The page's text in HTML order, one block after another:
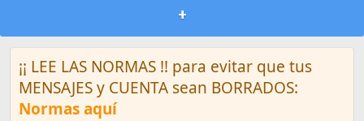
+
¡¡ LEE LAS NORMAS !! para evitar que tus
MENSAJES y CUENTA sean BORRADOS:
Normas aquí